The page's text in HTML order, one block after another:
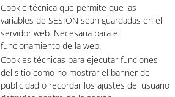
Cookie técnica que permite que las
variables de SESIÓN sean guardadas en el
servidor web. Necesaria para el
funcionamiento de la web.
Cookies técnicas para ejecutar funciones
del sitio como no mostrar el banner de
publicidad o recordar los ajustes del usuario